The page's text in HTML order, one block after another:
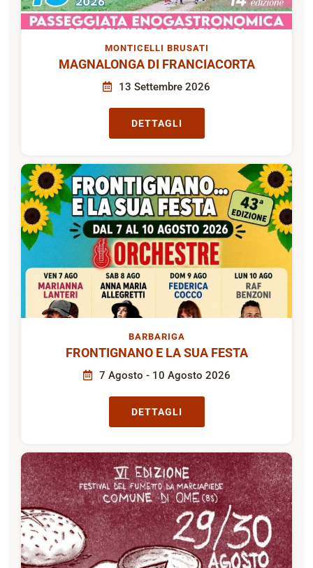
MONTICELLI BRUSATI
MAGNALONGA DI FRANCIACORTA
13 Settembre 2026
DETTAGLI
BARBARIGA
FRONTIGNANO E LA SUA FESTA
7 Agosto - 10 Agosto 2026
DETTAGLI